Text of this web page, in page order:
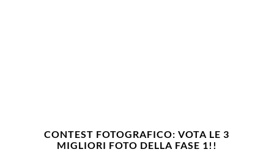
CONTEST FOTOGRAFICO: VOTA LE 3
MIGLIORI FOTO DELLA FASE 1!!